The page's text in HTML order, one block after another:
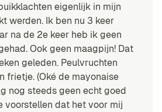
eigenlijk in mijn
werden. Ik ben nu 3 keer
na de 2e keer heb ik geen
Ook geen maagpijn! Dat
geleden. Peulvruchten
frietje. (Oké de mayonaise
nog steeds geen echt goed
voorstellen dat het voor mij